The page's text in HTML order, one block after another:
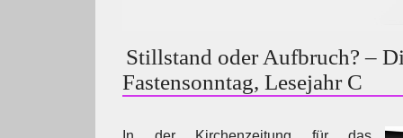
Stillstand oder Aufbruch? –
Fastensonntag, Lesejahr C